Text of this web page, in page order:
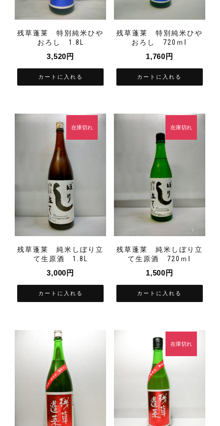
残草蓬莱 特別純米ひや
おろし 1.8L
3,520 円
カートに入れる
残草蓬莱 特別純米ひや
おろし 720ｍⅼ
1,760 円
カートに入れる
残草蓬莱 純米しぼり立
て生原酒 1.8L
3,000 円
在庫切れ
カートに入れる
残草蓬莱 純米しぼり立
て生原酒 720ｍⅼ
1,500 円
在庫切れ
カートに入れる
在庫切れ